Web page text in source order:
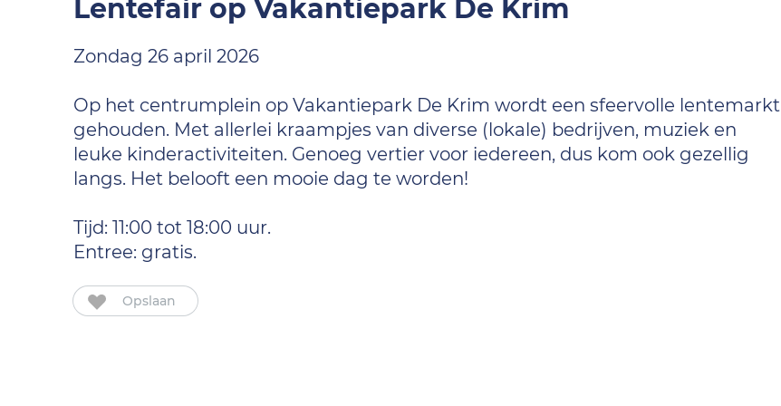
Lentefair op Vakantiepark De Krim
Zondag 26 april 2026
Op het centrumplein op Vakantiepark De Krim wordt een sfeervolle lentemarkt
gehouden. Met allerlei kraampjes van diverse (lokale) bedrijven, muziek en
leuke kinderactiviteiten. Genoeg vertier voor iedereen, dus kom ook gezellig
langs. Het belooft een mooie dag te worden!
Tijd: 11:00 tot 18:00 uur.
Entree: gratis.
Opslaan